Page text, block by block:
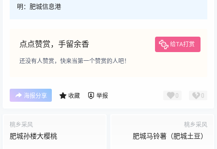
明：肥城信息港
点点赞赏，手留余香 给TA打赏
还没有人赞赏，快来当第一个赞赏的人吧！
海报分享 收藏 举报 0 0
桃乡采风
肥城孙楼大樱桃
桃乡采风
肥城马铃薯（肥城土豆）